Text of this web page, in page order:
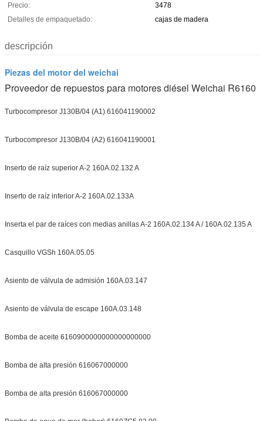
Precio:
3478
Detalles de empaquetado:
cajas de madera
descripción
Piezas del motor del weichai
Proveedor de repuestos para motores diésel Weichai R6160
Turbocompresor J130B/04 (A1) 616041190002
Turbocompresor J130B/04 (A2) 616041190001
Inserto de raíz superior A-2 160A.02.132 A
Inserto de raíz inferior A-2 160A.02.133A
Inserta el par de raíces con medias anillas A-2 160A.02.134 A / 160A.02.135 A
Casquillo VGSh 160A.05.05
Asiento de válvula de admisión 160A.03.147
Asiento de válvula de escape 160A.03.148
Bomba de aceite 6160900000000000000000
Bomba de alta presión 616067000000
Bomba de alta presión 616067000000